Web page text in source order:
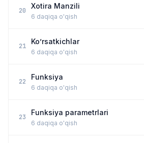
20
Xotira Manzili
6 daqiqa o'qish
21
Ko’rsatkichlar
6 daqiqa o'qish
22
Funksiya
6 daqiqa o'qish
23
Funksiya parametrlari
6 daqiqa o'qish